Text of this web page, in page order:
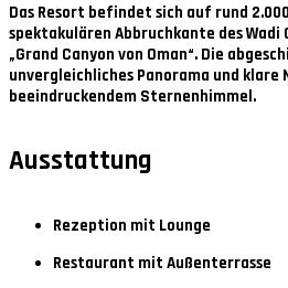
Das Resort befindet sich auf rund
spektakulären Abbruchkante des Wadi
„Grand Canyon von Oman“. Die
unvergleichliches Panorama und klare
beeindruckendem Sternenhimmel.
Ausstattung
Rezeption mit Lounge
Restaurant mit Außenterrasse